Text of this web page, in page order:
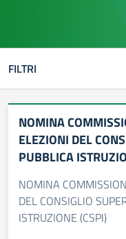
FILTRI
NOMINA
ELEZIONI DEL
PUBBLICA
NOMINA
DEL CONSIGLIO
ISTRUZIONE (CSPI)